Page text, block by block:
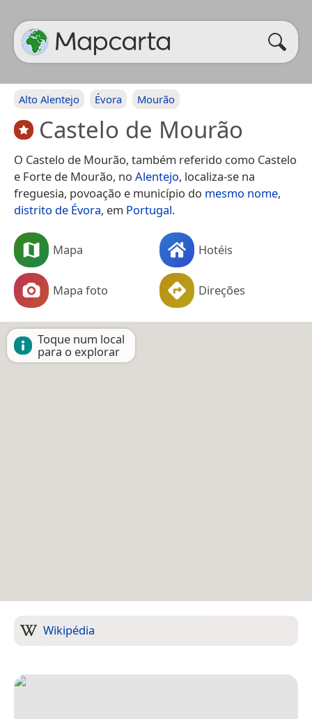
Alto Alentejo Évora Mourão
Castelo de Mourão
O Castelo de Mourão, também referido como Castelo
e Forte de Mourão, no Alentejo, localiza-se na
freguesia, povoação e município do mesmo nome,
distrito de Évora, em Portugal.
Mapa Hotéis
Mapa foto Direções
Toque num local
para o explorar
Wikipédia